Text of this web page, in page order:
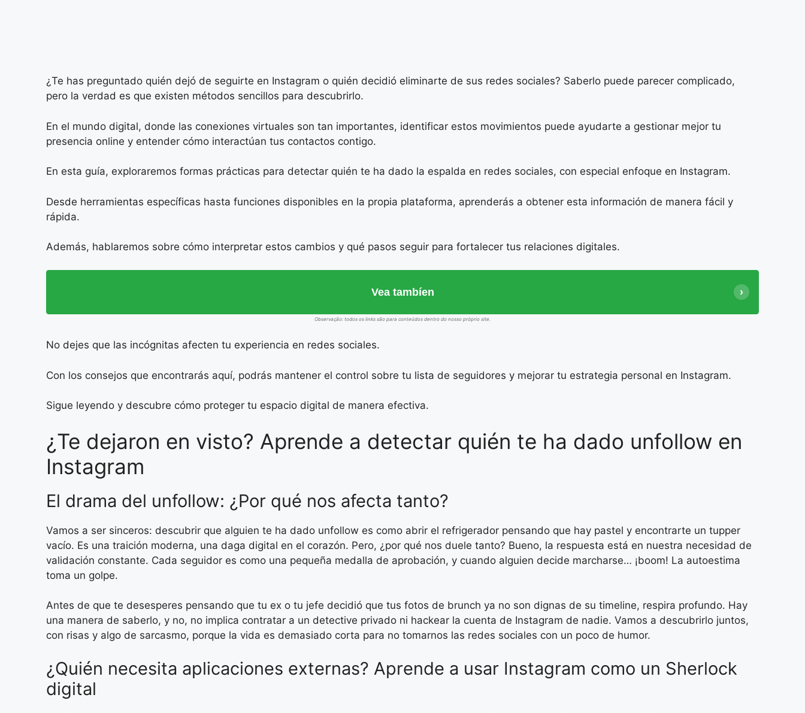
¿Te has preguntado quién dejó de seguirte en Instagram o quién decidió eliminarte de sus redes sociales? Saberlo puede parecer complicado,
pero la verdad es que existen métodos sencillos para descubrirlo.
En el mundo digital, donde las conexiones virtuales son tan importantes, identificar estos movimientos puede ayudarte a gestionar mejor tu
presencia online y entender cómo interactúan tus contactos contigo.
En esta guía, exploraremos formas prácticas para detectar quién te ha dado la espalda en redes sociales, con especial enfoque en Instagram.
Desde herramientas específicas hasta funciones disponibles en la propia plataforma, aprenderás a obtener esta información de manera fácil y
rápida.
Además, hablaremos sobre cómo interpretar estos cambios y qué pasos seguir para fortalecer tus relaciones digitales.
Vea tambíen
Observação: todos os links são para conteúdos dentro do nosso próprio site.
No dejes que las incógnitas afecten tu experiencia en redes sociales.
Con los consejos que encontrarás aquí, podrás mantener el control sobre tu lista de seguidores y mejorar tu estrategia personal en Instagram.
Sigue leyendo y descubre cómo proteger tu espacio digital de manera efectiva.
¿Te dejaron en visto? Aprende a detectar quién te ha dado unfollow en
Instagram
El drama del unfollow: ¿Por qué nos afecta tanto?
Vamos a ser sinceros: descubrir que alguien te ha dado unfollow es como abrir el refrigerador pensando que hay pastel y encontrarte un tupper
vacío. Es una traición moderna, una daga digital en el corazón. Pero, ¿por qué nos duele tanto? Bueno, la respuesta está en nuestra necesidad de
validación constante. Cada seguidor es como una pequeña medalla de aprobación, y cuando alguien decide marcharse… ¡boom! La autoestima
toma un golpe.
Antes de que te desesperes pensando que tu ex o tu jefe decidió que tus fotos de brunch ya no son dignas de su timeline, respira profundo. Hay
una manera de saberlo, y no, no implica contratar a un detective privado ni hackear la cuenta de Instagram de nadie. Vamos a descubrirlo juntos,
con risas y algo de sarcasmo, porque la vida es demasiado corta para no tomarnos las redes sociales con un poco de humor.
¿Quién necesita aplicaciones externas? Aprende a usar Instagram como un Sherlock
digital